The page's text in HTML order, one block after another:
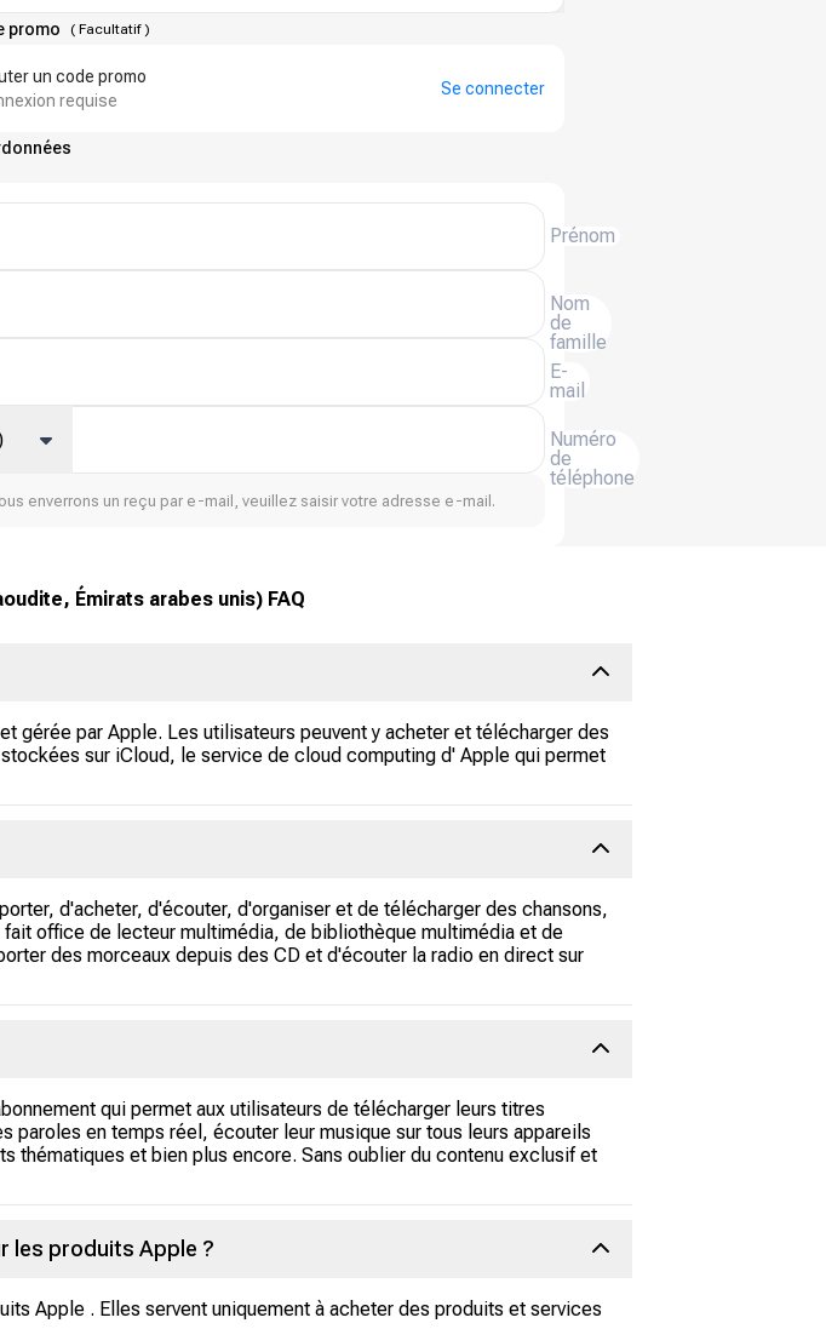
promo ( Facultatif)
un code promo
requise
Se connecter
Prénom
Nom
de
famille
E-
mail
Numéro
de
téléphone
enverrons un reçu par e-mail, veuillez saisir votre adresse e-mail.
Émirats arabes unis) FAQ
gérée par Apple. Les utilisateurs peuvent y acheter et télécharger des
sur iCloud, le service de cloud computing d' Apple qui permet
d'acheter, d'écouter, d'organiser et de télécharger des chansons,
fait office de lecteur multimédia, de bibliothèque multimédia et de
des morceaux depuis des CD et d'écouter la radio en direct sur
qui permet aux utilisateurs de télécharger leurs titres
en temps réel, écouter leur musique sur tous leurs appareils
thématiques et bien plus encore. Sans oublier du contenu exclusif et
les produits Apple ?
Apple . Elles servent uniquement à acheter des produits et services